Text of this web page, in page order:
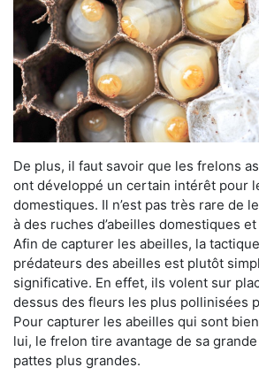
De plus, il faut savoir que les frelons
ont développé un certain intérêt pour
domestiques. Il n’est pas très rare de
à des ruches d’abeilles domestiques
Afin de capturer les abeilles, la
prédateurs des abeilles est plutôt
significative. En effet, ils volent sur
dessus des fleurs les plus pollinisées
Pour capturer les abeilles qui sont
lui, le frelon tire avantage de sa
pattes plus grandes.